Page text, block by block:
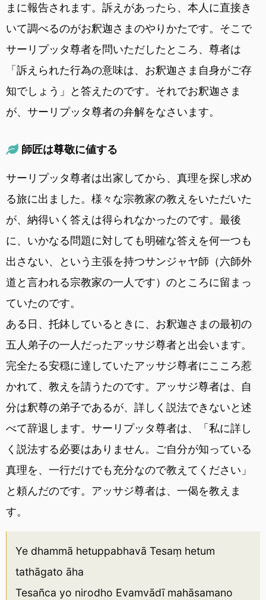
まに報告されます。訴えがあったら、本人に直接き
いて調べるのがお釈迦さまのやりかたです。そこで
サーリプッタ尊者を問いただしたところ、尊者は
「訴えられた行為の意味は、お釈迦さま自身がご存
知でしょう」と答えたのです。それでお釈迦さま
が、サーリプッタ尊者の弁解をなさいます。
師匠は尊敬に値する
サーリプッタ尊者は出家してから、真理を探し求め
る旅に出ました。様々な宗教家の教えをいただいた
が、納得いく答えは得られなかったのです。最後
に、いかなる問題に対しても明確な答えを何一つも
出さない、という主張を持つサンジャヤ師（六師外
道と言われる宗教家の一人です）のところに留まっ
ていたのです。
ある日、托鉢しているときに、お釈迦さまの最初の
五人弟子の一人だったアッサジ尊者と出会います。
完全たる安穏に達していたアッサジ尊者にこころ惹
かれて、教えを請うたのです。アッサジ尊者は、自
分は釈尊の弟子であるが、詳しく説法できないと述
べて辞退します。サーリプッタ尊者は、「私に詳し
く説法する必要はありません。ご自分が知っている
真理を、一行だけでも充分なので教えてください」
と頼んだのです。アッサジ尊者は、一偈を教えま
す。
Ye dhammā hetuppabhavā Tesaṃ hetum
tathāgato āha
Tesañca yo nirodho Evamvādī mahāsamano